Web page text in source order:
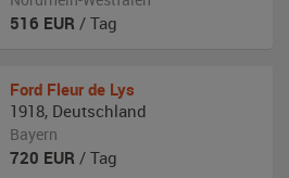
516 EUR / Tag
Ford Fleur de Lys
1918, Deutschland
Bayern
720 EUR / Tag